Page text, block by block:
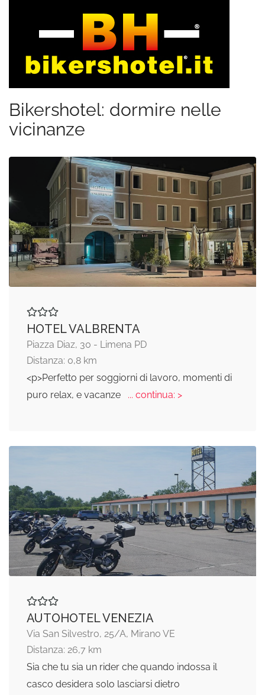
Bikershotel: dormire nelle
vicinanze
HOTEL VALBRENTA
Piazza Diaz, 30 - Limena PD
Distanza: 0,8 km
<p>Perfetto per soggiorni di lavoro, momenti di
puro relax, e vacanze
... continua: >
AUTOHOTEL VENEZIA
Via San Silvestro, 25/A, Mirano VE
Distanza: 26,7 km
Sia che tu sia un rider che quando indossa il
casco desidera solo lasciarsi dietro